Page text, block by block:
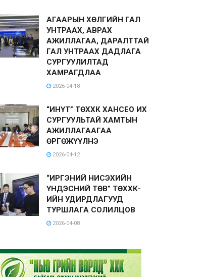
АГААРЫН ХӨЛГИЙН ГАЛ
УНТРААХ, АВРАХ
АЖИЛЛАГАА, ДАРАЛТТАЙ
ГАЛ УНТРААХ ДАДЛАГА
СУРГУУЛИЛТАД
ХАМРАГДЛАА
2026-04-18
“ИНҮТ” ТӨХХК ХАНСЕО ИХ
СУРГУУЛЬТАЙ ХАМТЫН
АЖИЛЛАГААГАА
ӨРГӨЖҮҮЛНЭ
2026-04-12
“ИРГЭНИЙ НИСЭХИЙН
ҮНДЭСНИЙ ТӨВ” ТӨХХК-
ИЙН УДИРДЛАГУУД
ТУРШЛАГА СОЛИЛЦОВ
2026-04-08